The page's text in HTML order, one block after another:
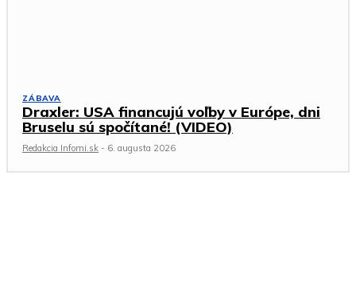
ZÁBAVA
Draxler: USA financujú voľby v Európe, dni
Bruselu sú spočítané! (VIDEO)
Redakcia Infomi.sk - 6. augusta 2026